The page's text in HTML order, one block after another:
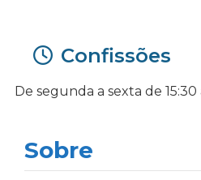
Confissões
De segunda a sexta de 15:30
Sobre